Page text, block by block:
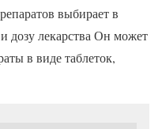
выбирает в
дозу лекарства Он может
в виде таблеток,